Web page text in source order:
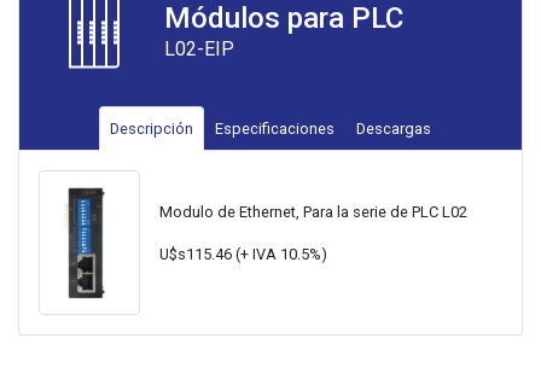
Módulos para PLC
L02-EIP
Descripción Especificaciones Descargas
Modulo de Ethernet, Para la serie de PLC L02
U$s115.46 (+ IVA 10.5%)